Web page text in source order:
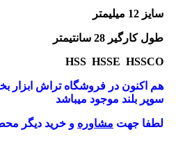
سایز 12 میلیمتر
طول کارگیر 28 سانتیمتر
HSS HSSE HSSCO
هم اکنون در فروشگاه تراش ابزار
سوپر بلند موجود میباشد
لطفا جهت مشاوره و خرید دیگر